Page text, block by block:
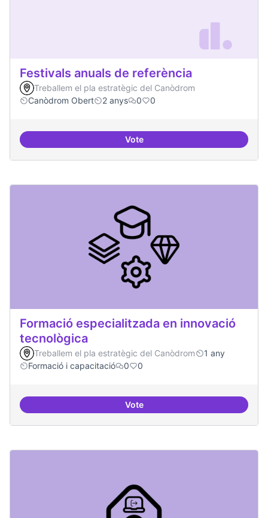
Festivals anuals de referència
Treballem el pla estratègic del Canòdrom
Canòdrom Obert
2 anys 0 0
VoteFestivals anuals de referència
Formació especialitzada en innovació
tecnològica
Treballem el pla estratègic del Canòdrom
1 any
Formació i capacitació
0 0
VoteFormació especialitzada en